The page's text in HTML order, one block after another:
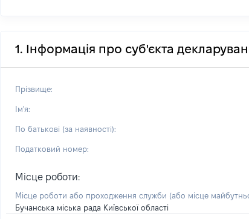
1. Інформація про суб'єкта
Прізвище:
Ім'я:
По батькові (за наявності):
Податковий номер:
Місце роботи:
Місце роботи або проходження служби (або місце
Бучанська міська рада Київської області